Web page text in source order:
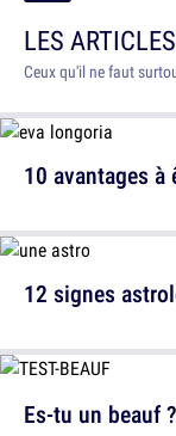
LES ARTICLES
Ceux qu'il ne faut
10 avantages à
12 signes
Es-tu un beauf ?